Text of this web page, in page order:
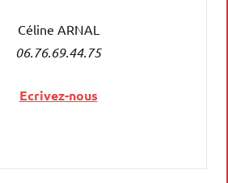
Céline ARNAL
06.76.69.44.75
Ecrivez-nous